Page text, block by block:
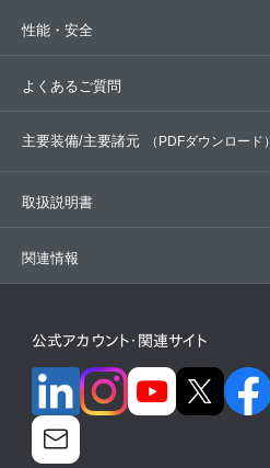
デザイン・カラー
性能・安全
走行性能
燃費・環境性能
よくあるご質問
主要装備/主要諸元 （PDFダウンロード）
主要装備表
主要諸元表
環境仕様書
取扱説明書
オデッセイ
オデッセイ e:HEV
関連情報
公式アカウント・関連サイト